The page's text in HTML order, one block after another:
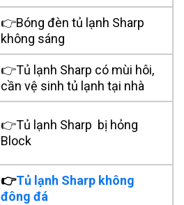
👉Bóng đèn tủ lạnh Sharp
không sáng
👉Tủ lạnh Sharp có mùi hôi,
cần vệ sinh tủ lạnh tại nhà
👉Tủ lạnh Sharp bị hỏng
Block
👉Tủ lạnh Sharp không
đông đá